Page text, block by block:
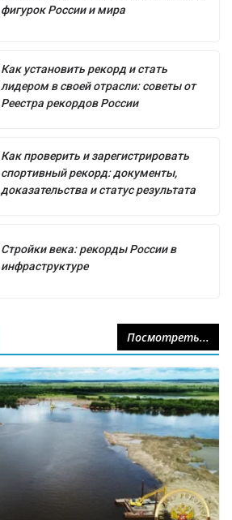
фигурок России и мира
Как установить рекорд и стать
лидером в своей отрасли: советы от
Реестра рекордов России
Как проверить и зарегистрировать
спортивный рекорд: документы,
доказательства и статус результата
Стройки века: рекорды России в
инфраструктуре
Посмотреть...